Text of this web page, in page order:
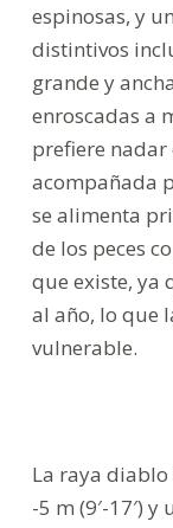
espinosas, y
distintivos
grande y
enroscadas a
prefiere nadar
acompañada
se alimenta
de los peces
que existe, ya
al año, lo que
vulnerable.
La raya
-5 m (9′-17′)